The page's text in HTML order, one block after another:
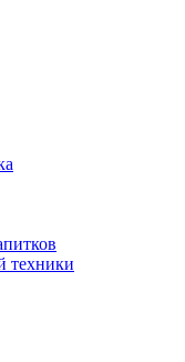
техники